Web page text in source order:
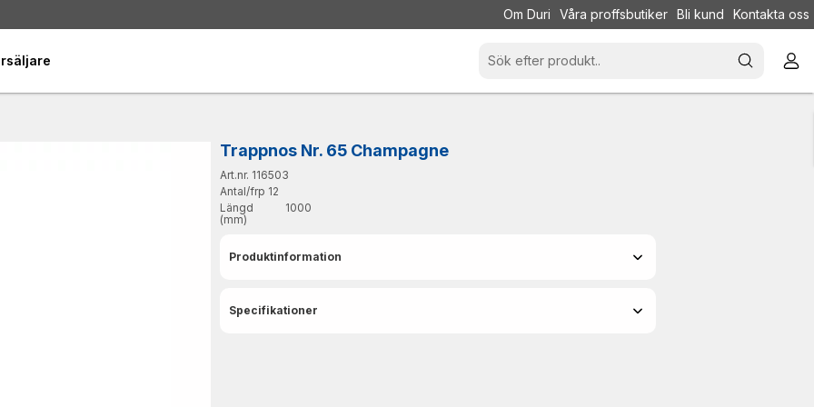
Om Duri Våra proffsbutiker Bli kund Kontakta oss
Trappnos Nr. 65 Champagne
Art.nr. 116503
Antal/frp 12
Längd
(mm)
1000
Produktinformation
Specifikationer